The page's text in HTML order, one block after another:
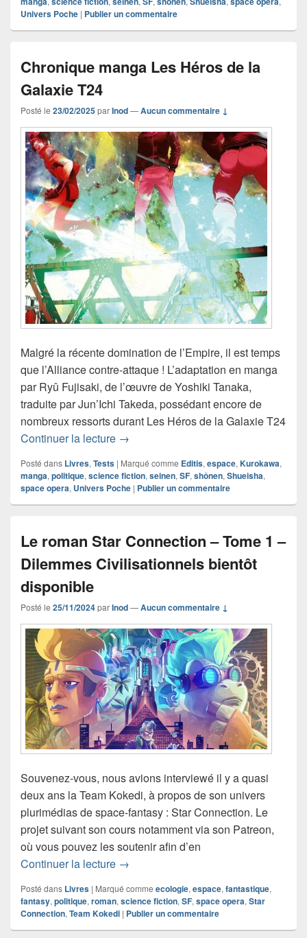
Univers Poche | Publier un commentaire
Chronique manga Les Héros de la
Galaxie T24
Posté le 23/02/2025parInod—Aucun commentaire ↓
Malgré la récente domination de l’Empire, il est temps
que l’Alliance contre-attaque ! L’adaptation en manga
par Ryû Fujisaki, de l’œuvre de Yoshiki Tanaka,
traduite par Jun’Ichi Takeda, possédant encore de
nombreux ressorts durant Les Héros de la Galaxie T24
Continuer la lecture Chronique manga Les Héros de la
→
Posté dans Livres, Tests | Marqué comme Editis, espace, Kurokawa,
manga, politique, science fiction, seinen, SF, shônen, Shueisha,
space opera, Univers Poche | Publier un commentaire
Le roman Star Connection – Tome 1 –
Dilemmes Civilisationnels bientôt
disponible
Posté le 25/11/2024parInod—Aucun commentaire ↓
Souvenez-vous, nous avions interviewé il y a quasi
deux ans la Team Kokedi, à propos de son univers
plurimédias de space-fantasy : Star Connection. Le
projet suivant son cours notamment via son Patreon,
où vous pouvez les soutenir afin d’en
Continuer la lecture Le roman Star Connection – Tome 1
→
Posté dans Livres | Marqué comme ecologie, espace, fantastique,
fantasy, politique, roman, science fiction, SF, space opera, Star
Connection, Team Kokedi | Publier un commentaire